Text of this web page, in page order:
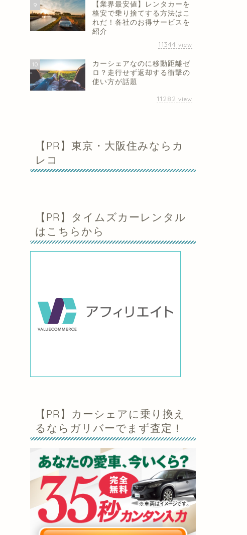
9
【業界最安値】レンタカーを
格安で乗り捨てする方法はこ
れだ！各社のお得サービスを
紹介
11344 view
10
カーシェアなのに移動距離ゼ
ロ？走行せず返却する衝撃の
使い方が話題
11282 view
【PR】東京・大阪住みならカ
レコ
【PR】タイムズカーレンタル
はこちらから
【PR】カーシェアに乗り換え
るならガリバーでまず査定！